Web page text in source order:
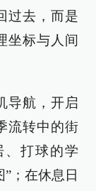
过去，而是
坐标与人间
导航，开启
流转中的街
打球的学
；在休息日